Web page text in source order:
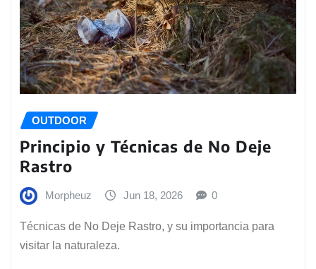
OUTDOOR
Principio y Técnicas de No Deje
Rastro
Morpheuz Jun 18, 2026 0
Técnicas de No Deje Rastro, y su importancia para
visitar la naturaleza.